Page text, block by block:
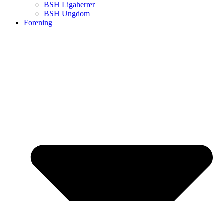
BSH Ligaherrer
BSH Ungdom
Forening